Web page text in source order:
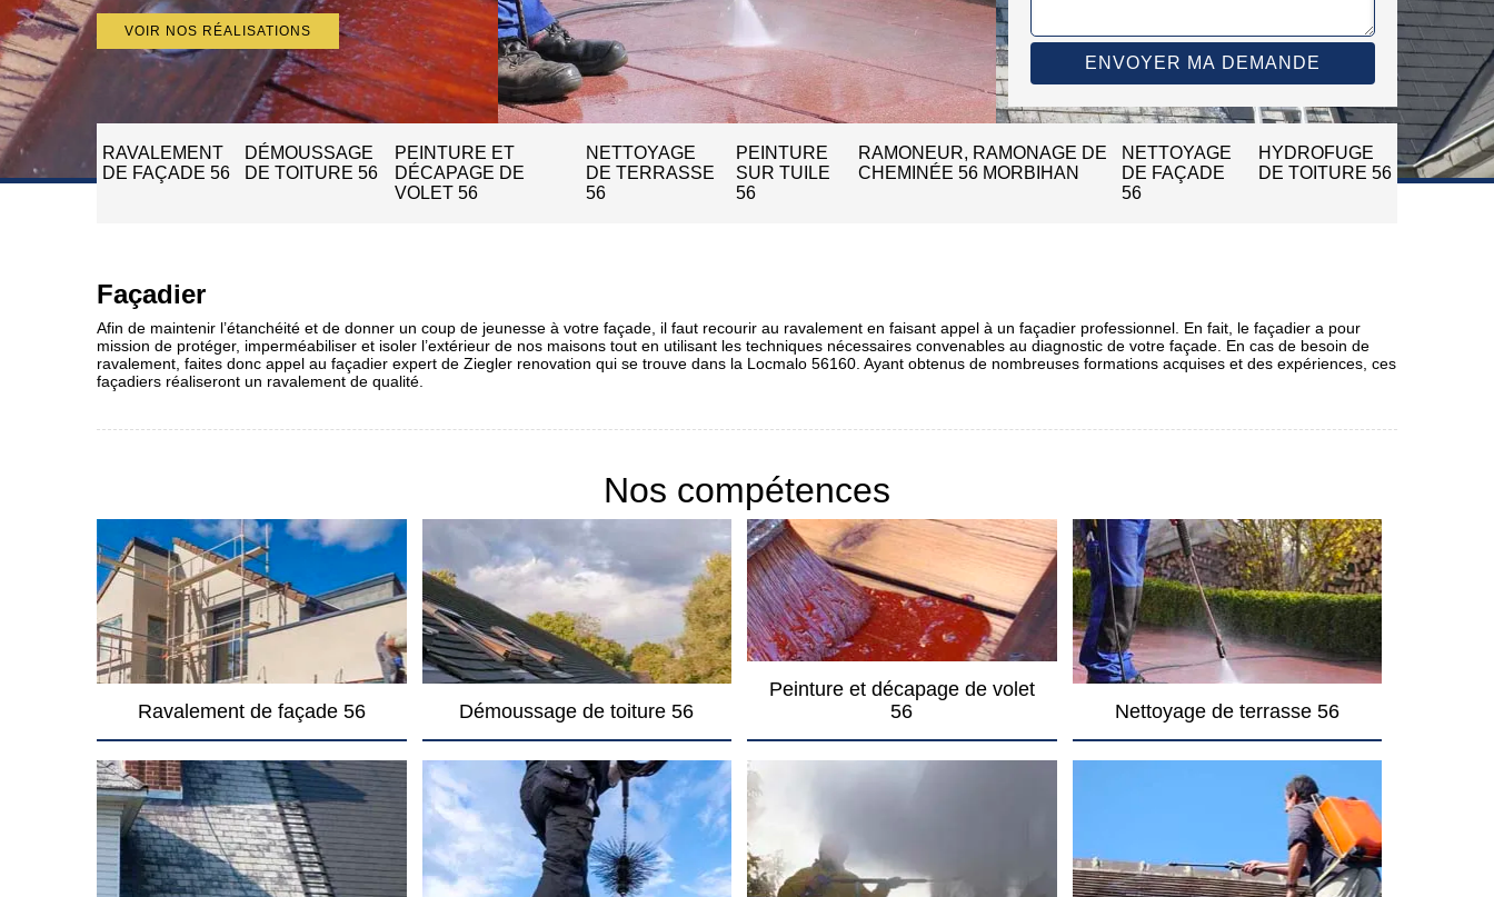
VOIR NOS RÉALISATIONS
RAVALEMENT
DE FAÇADE 56
DÉMOUSSAGE
DE TOITURE 56
PEINTURE ET
DÉCAPAGE DE
VOLET 56
NETTOYAGE
DE TERRASSE
56
PEINTURE
SUR TUILE
56
RAMONEUR, RAMONAGE DE
CHEMINÉE 56 MORBIHAN
NETTOYAGE
DE FAÇADE
56
HYDROFUGE
DE TOITURE 56
Façadier
Afin de maintenir l’étanchéité et de donner un coup de jeunesse à votre façade, il faut recourir au ravalement en faisant appel à un façadier professionnel. En fait, le façadier a pour
mission de protéger, imperméabiliser et isoler l’extérieur de nos maisons tout en utilisant les techniques nécessaires convenables au diagnostic de votre façade. En cas de besoin de
ravalement, faites donc appel au façadier expert de Ziegler renovation qui se trouve dans la Locmalo 56160. Ayant obtenus de nombreuses formations acquises et des expériences, ces
façadiers réaliseront un ravalement de qualité.
Nos compétences
Ravalement de façade 56 Démoussage de toiture 56
Peinture et décapage de volet
56
Nettoyage de terrasse 56